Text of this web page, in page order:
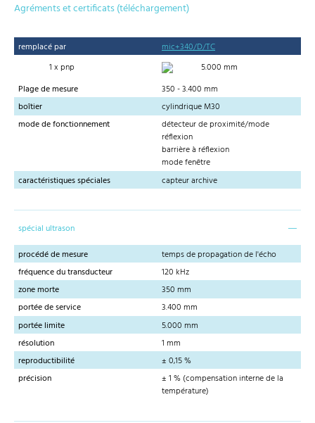
Agréments et certificats (téléchargement)
remplacé par
mic+340/D/TC
1 x pnp
5.000 mm
Plage de mesure
350 - 3.400 mm
boîtier
cylindrique M30
mode de fonctionnement
détecteur de proximité/mode
réflexion
barrière à réflexion
mode fenêtre
caractéristiques spéciales
capteur archive
spécial ultrason
procédé de mesure
temps de propagation de l'écho
fréquence du transducteur
120 kHz
zone morte
350 mm
portée de service
3.400 mm
portée limite
5.000 mm
résolution
1 mm
reproductibilité
± 0,15 %
précision
± 1 % (compensation interne de la
température)